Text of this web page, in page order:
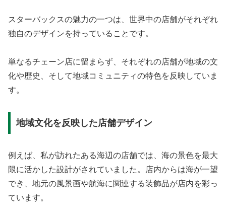
スターバックスの魅力の一つは、世界中の店舗がそれぞれ
独自のデザインを持っていることです。
単なるチェーン店に留まらず、それぞれの店舗が地域の文
化や歴史、そして地域コミュニティの特色を反映していま
す。
地域文化を反映した店舗デザイン
例えば、私が訪れたある海辺の店舗では、海の景色を最大
限に活かした設計がされていました。店内からは海が一望
でき、地元の風景画や航海に関連する装飾品が店内を彩っ
ています。